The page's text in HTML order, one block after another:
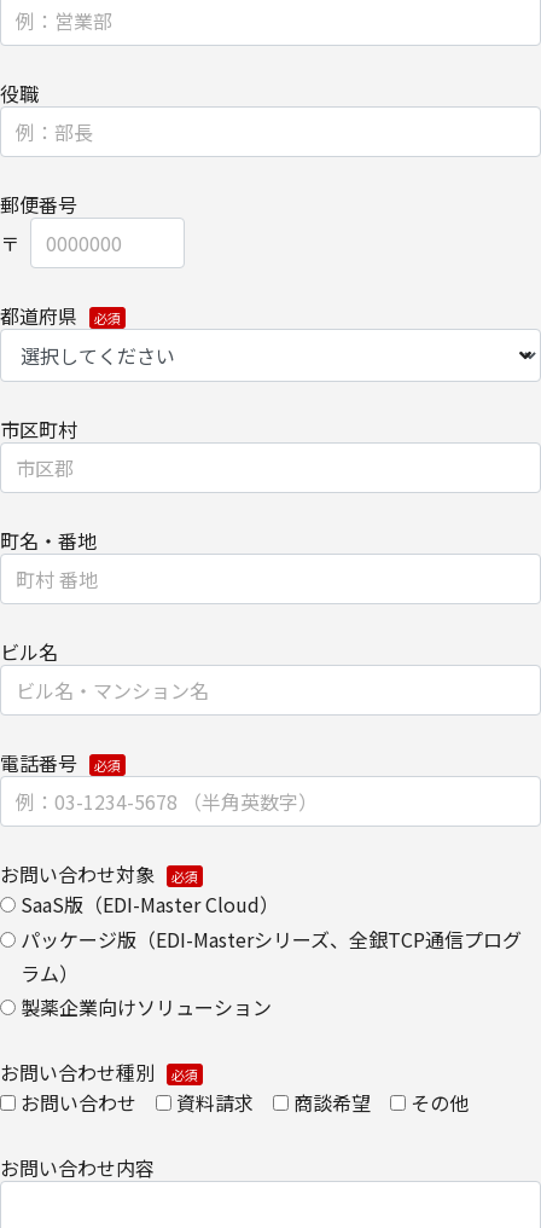
なお、上記利用目的の範囲で利用するにあたり、当社のグループ会
社およびパートナー企業より直接ご連絡させていただく場合があり
【委託先に関して】
当社は、委託業務により個人情報を外部へ預託する場合は、適切な
【情報提供の任意性に関して】
個人情報をご提供いただけない場合は、当社からのお問い合わせ対
ご提供いただきました個人情報の開示/訂正/削除などを希望される
また、お手続きの詳細については、以下をご参照ください。
・個人のお客さまのお手続き方法
このページは通信途上における第三者の不正なアクセスに備えて、
SSL（Secure Sockets Layer）による個人情報の暗号化またはこれ
に準ずるセキュリティ技術を施し、安全性の確保に努めます。
【個人情報保護管理者】
キヤノンITソリューションズ株式会社
コーポレートマーケティング部 部長
【お問い合わせ先】
キヤノンITソリューションズ株式会社
コーポレートマーケティング部
個人情報の取扱全般に関する当社の考え方をご覧になりたい方は、
キヤノンITソリューションズ株式会社の個人情報の取り扱いについ
てをご覧ください。
個人情報の取り扱いについて
役職
郵便番号
都道府県
市区町村
町名・番地
ビル名
電話番号
お問い合わせ対象
SaaS版（EDI-Master Cloud）
パッケージ版（EDI-Masterシリーズ、全銀TCP通信プログ
ラム）
製薬企業向けソリューション
お問い合わせ種別
お問い合わせ
資料請求 商談希望 その他
お問い合わせ内容